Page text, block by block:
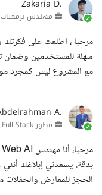
Zakaria D.
مهندس برمجيات
مرحبا ، اطلعت على
سهلة للمستخدمين وضمان
مع المشروع ليس كمجرد
A.
مطور Full Stack
بدقة. يسعدني إبلاغك
الحجز للمعارض والحفلات